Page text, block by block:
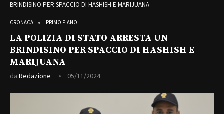
BRINDISINO PER SPACCIO DI HASHISH E MARIJUANA
CRONACA PRIMO PIANO
LA POLIZIA DI STATO ARRESTA UN
BRINDISINO PER SPACCIO DI HASHISH E
MARIJUANA
da Redazione 05/11/2024